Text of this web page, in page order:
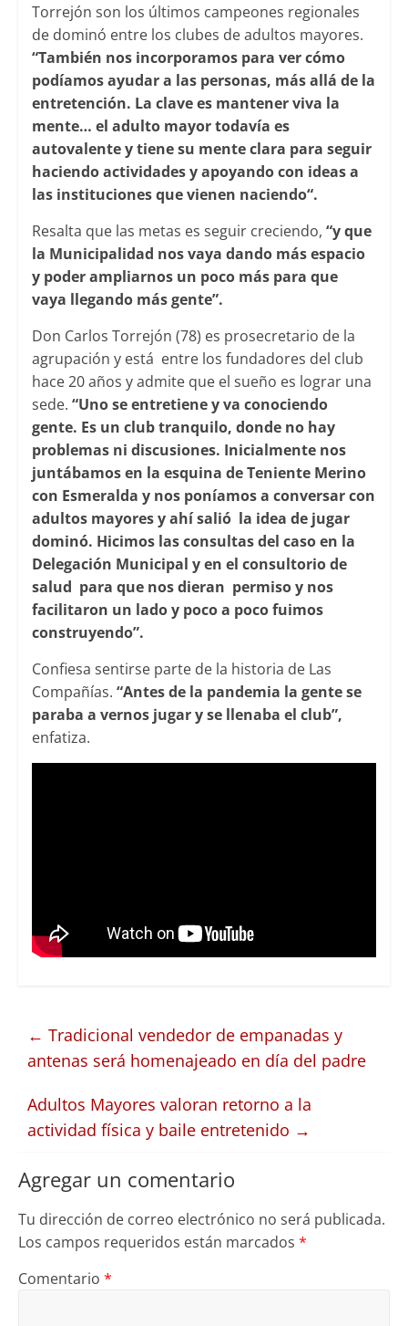
Torrejón son los últimos campeones regionales
de dominó entre los clubes de adultos mayores.
“También nos incorporamos para ver cómo
podíamos ayudar a las personas, más allá de la
entretención. La clave es mantener viva la
mente… el adulto mayor todavía es
autovalente y tiene su mente clara para seguir
haciendo actividades y apoyando con ideas a
las instituciones que vienen naciendo“.
Resalta que las metas es seguir creciendo, “y que
la Municipalidad nos vaya dando más espacio
y poder ampliarnos un poco más para que
vaya llegando más gente”.
Don Carlos Torrejón (78) es prosecretario de la
agrupación y está entre los fundadores del club
hace 20 años y admite que el sueño es lograr una
sede. “Uno se entretiene y va conociendo
gente. Es un club tranquilo, donde no hay
problemas ni discusiones. Inicialmente nos
juntábamos en la esquina de Teniente Merino
con Esmeralda y nos poníamos a conversar con
adultos mayores y ahí salió la idea de jugar
dominó. Hicimos las consultas del caso en la
Delegación Municipal y en el consultorio de
salud para que nos dieran permiso y nos
facilitaron un lado y poco a poco fuimos
construyendo”.
Confiesa sentirse parte de la historia de Las
Compañías. “Antes de la pandemia la gente se
paraba a vernos jugar y se llenaba el club”,
enfatiza.
← Tradicional vendedor de empanadas y
antenas será homenajeado en día del padre
Adultos Mayores valoran retorno a la
actividad física y baile entretenido →
Agregar un comentario
Tu dirección de correo electrónico no será publicada.
Los campos requeridos están marcados *
Comentario *